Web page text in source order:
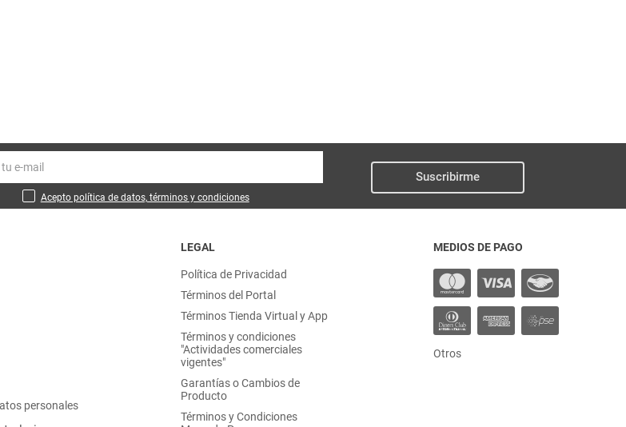
Acepto política de datos, términos y condiciones
Suscribirme
personales
LEGAL
Política de Privacidad
Términos del Portal
Términos Tienda Virtual y App
Términos y condiciones
"Actividades comerciales
vigentes"
Garantías o Cambios de
Producto
Términos y Condiciones
MEDIOS DE PAGO
Otros